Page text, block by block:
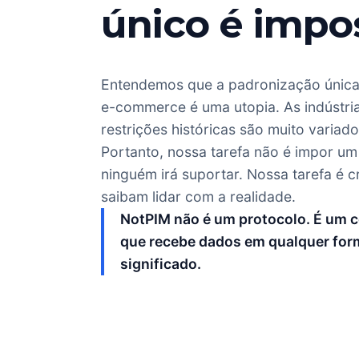
único é
Entendemos que a padronização
e-commerce é uma utopia. As
restrições históricas são muito
Portanto, nossa tarefa não é impor
ninguém irá suportar. Nossa tarefa é
saibam lidar com a realidade.
NotPIM não é um protocolo. É um
que recebe dados em qualquer
significado.